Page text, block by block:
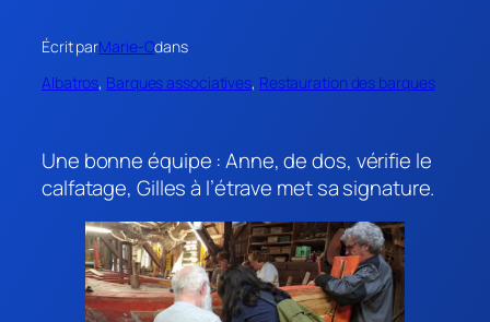
Écrit parMarie-Odans
Albatros, Barques associatives, Restauration des barques
Une bonne équipe : Anne, de dos, vérifie le
calfatage, Gilles à l’étrave met sa signature.